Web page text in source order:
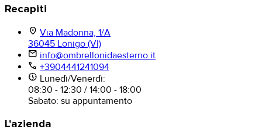
Recapiti
location_on Via Madonna, 1/A
36045 Lonigo (VI)
mail info@ombrellonidaesterno.it
phone +3904441241094
nest_clock_farsight_analog Lunedì/Venerdì:
08:30 - 12:30 / 14:00 - 18:00
Sabato: su appuntamento
L'azienda